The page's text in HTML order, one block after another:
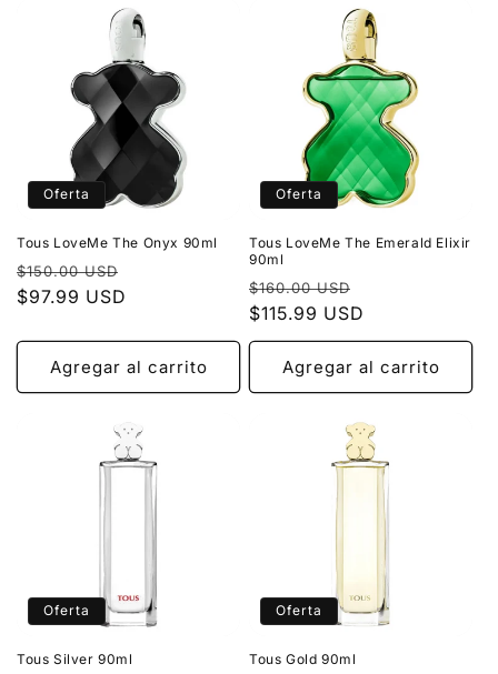
Oferta
Tous LoveMe The Onyx 90ml
Precio
habitual
$150.00 USD
$97.99 USD
Agregar al carrito
Oferta
Tous LoveMe The Emerald Elixir
90ml
Precio
habitual
$160.00 USD
de
oferta
$115.99 USD
Agregar al carrito
Oferta
Tous Silver 90ml
Oferta
Tous Gold 90ml